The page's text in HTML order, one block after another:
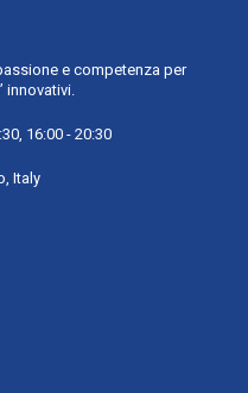
e competenza per
innovativi.
16:00 - 20:30
Italy